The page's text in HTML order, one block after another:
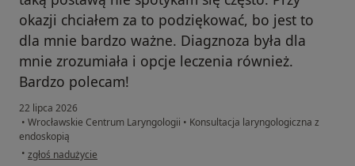
okazji chciałem za to podziękować, bo jest to
dla mnie bardzo ważne. Diagznoza była dla
mnie zrozumiała i opcje leczenia również.
Bardzo polecam!
22 lipca 2026
• Wrocławskie Centrum Laryngologii • Konsultacja laryngologiczna z
endoskopią
• w opinii użytkownika Szymon
zgłoś nadużycie